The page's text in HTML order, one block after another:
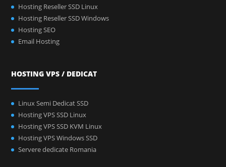
Hosting Reseller SSD Linux
Hosting Reseller SSD Windows
Hosting SEO
Email Hosting
HOSTING VPS / DEDICAT
Linux Semi Dedicat SSD
Hosting VPS SSD Linux
Hosting VPS SSD KVM Linux
Hosting VPS Windows SSD
Servere dedicate Romania